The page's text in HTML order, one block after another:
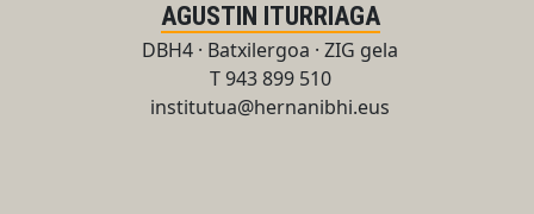
AGUSTIN ITURRIAGA
DBH4 · Batxilergoa · ZIG gela
T 943 899 510
institutua@hernanibhi.eus